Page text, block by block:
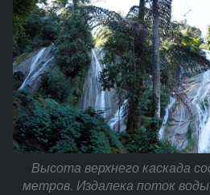
Высота верхнего каскада
метров. Издалека поток